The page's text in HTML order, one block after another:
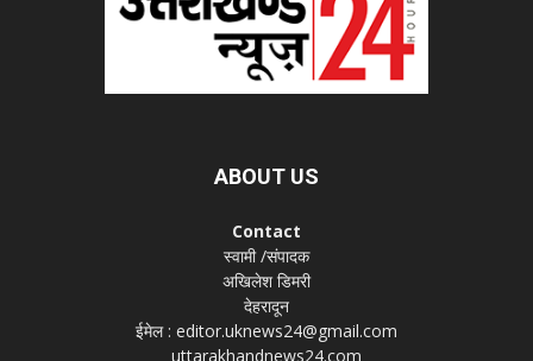
ABOUT US
Contact
स्वामी /संपादक
अखिलेश डिमरी
देहरादून
ईमेल : editor.uknews24@gmail.com
uttarakhandnews24.com